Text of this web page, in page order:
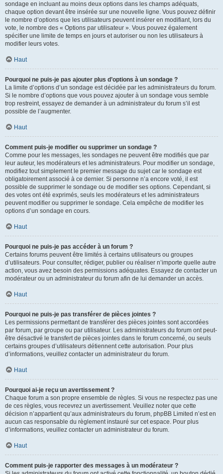
sondage en incluant au moins deux options dans les champs adéquats,
chaque option devant être insérée sur une nouvelle ligne. Vous pouvez définir
le nombre d’options que les utilisateurs peuvent insérer en modifiant, lors du
vote, le nombre des « Options par utilisateur ». Vous pouvez également
spécifier une limite de temps en jours et autoriser ou non les utilisateurs à
modifier leurs votes.
Haut
Pourquoi ne puis-je pas ajouter plus d’options à un sondage ?
La limite d’options d’un sondage est décidée par les administrateurs du forum.
Si le nombre d’options que vous pouvez ajouter à un sondage vous semble
trop restreint, essayez de demander à un administrateur du forum s’il est
possible de l’augmenter.
Haut
Comment puis-je modifier ou supprimer un sondage ?
Comme pour les messages, les sondages ne peuvent être modifiés que par
leur auteur, les modérateurs et les administrateurs. Pour modifier un sondage,
modifiez tout simplement le premier message du sujet car le sondage est
obligatoirement associé à ce dernier. Si personne n’a encore voté, il est
possible de supprimer le sondage ou de modifier ses options. Cependant, si
des votes ont été exprimés, seuls les modérateurs et les administrateurs
peuvent modifier ou supprimer le sondage. Cela empêche de modifier les
options d’un sondage en cours.
Haut
Pourquoi ne puis-je pas accéder à un forum ?
Certains forums peuvent être limités à certains utilisateurs ou groupes
d’utilisateurs. Pour consulter, rédiger, publier ou réaliser n’importe quelle autre
action, vous avez besoin des permissions adéquates. Essayez de contacter un
modérateur ou un administrateur du forum afin de lui demander un accès.
Haut
Pourquoi ne puis-je pas transférer de pièces jointes ?
Les permissions permettant de transférer des pièces jointes sont accordées
par forum, par groupe ou par utilisateur. Les administrateurs du forum ont peut-
être désactivé le transfert de pièces jointes dans le forum concerné, ou seuls
certains groupes d’utilisateurs détiennent cette autorisation. Pour plus
d’informations, veuillez contacter un administrateur du forum.
Haut
Pourquoi ai-je reçu un avertissement ?
Chaque forum a son propre ensemble de règles. Si vous ne respectez pas une
de ces règles, vous recevrez un avertissement. Veuillez noter que cette
décision n’appartient qu’aux administrateurs du forum, phpBB Limited n’est en
aucun cas responsable du règlement instauré sur cet espace. Pour plus
d’informations, veuillez contacter un administrateur du forum.
Haut
Comment puis-je rapporter des messages à un modérateur ?